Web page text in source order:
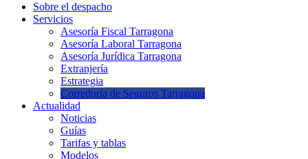
Sobre el despacho
Servicios
Asesoría Fiscal Tarragona
Asesoría Laboral Tarragona
Asesoría Jurídica Tarragona
Extranjería
Estrategia
Correduría de Seguros Tarragona
Actualidad
Noticias
Guías
Tarifas y tablas
Modelos